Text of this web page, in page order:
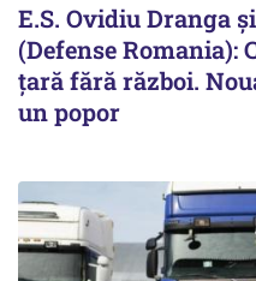
E.S. Ovidiu Dranga
(Defense Romania):
țară fără război.
un popor